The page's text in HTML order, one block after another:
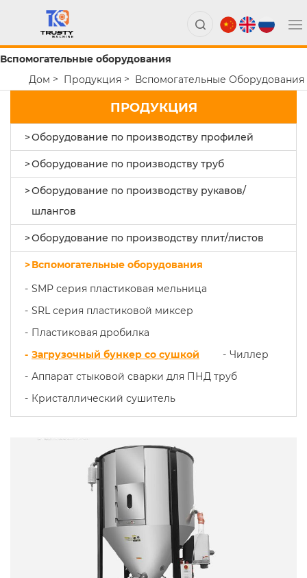
Вспомогательные оборудования
Дом
Продукция Вспомогательные Оборудования
ПРОДУКЦИЯ
Оборудование по производству профилей
Оборудование по производству труб
Оборудование по производству рукавов/
шлангов
Оборудование по производству плит/листов
Вспомогательные оборудования
SMP серия пластиковая мельница
SRL серия пластиковой миксер
Пластиковая дробилка
Загрузочный бункер со сушкой
Чиллер
Аппарат стыковой сварки для ПНД труб
Кристаллический сушитель